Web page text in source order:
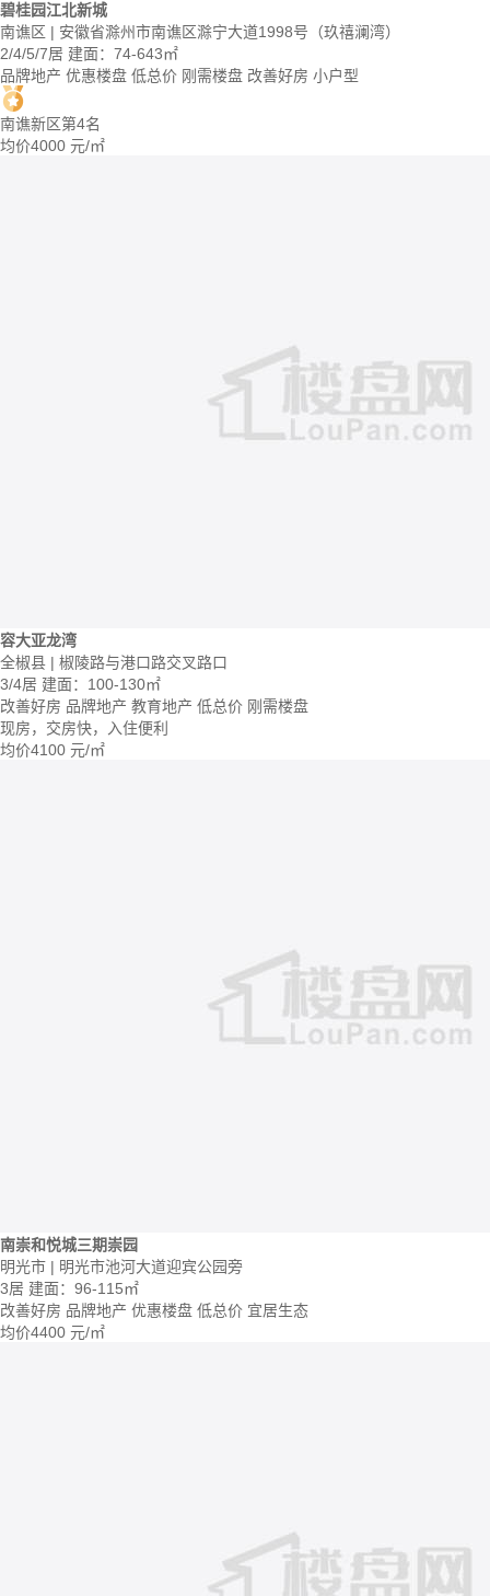
碧桂园江北新城
南谯区 | 安徽省滁州市南谯区滁宁大道1998号（玖禧澜湾）
2/4/5/7居 建面：74-643㎡
品牌地产 优惠楼盘 低总价 刚需楼盘 改善好房 小户型
南谯新区第4名
均价4000 元/㎡
容大亚龙湾
全椒县 | 椒陵路与港口路交叉路口
3/4居 建面：100-130㎡
改善好房 品牌地产 教育地产 低总价 刚需楼盘
现房，交房快，入住便利
均价4100 元/㎡
南崇和悦城三期崇园
明光市 | 明光市池河大道迎宾公园旁
3居 建面：96-115㎡
改善好房 品牌地产 优惠楼盘 低总价 宜居生态
均价4400 元/㎡